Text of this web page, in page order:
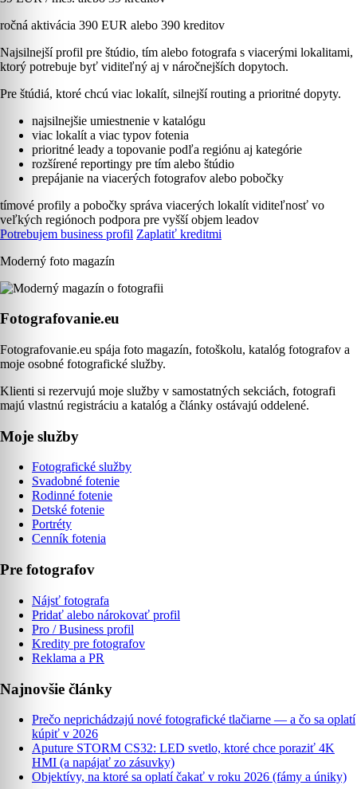
ročná aktivácia 390 EUR alebo 390 kreditov
Najsilnejší profil pre štúdio, tím alebo fotografa s viacerými lokalitami,
ktorý potrebuje byť viditeľný aj v náročnejších dopytoch.
Pre štúdiá, ktoré chcú viac lokalít, silnejší routing a prioritné dopyty.
najsilnejšie umiestnenie v katalógu
viac lokalít a viac typov fotenia
prioritné leady a topovanie podľa regiónu aj kategórie
rozšírené reportingy pre tím alebo štúdio
prepájanie na viacerých fotografov alebo pobočky
tímové profily a pobočky správa viacerých lokalít viditeľnosť vo
veľkých regiónoch podpora pre vyšší objem leadov
Potrebujem business profil Zaplatiť kreditmi
Moderný foto magazín
Fotografovanie.eu
Fotografovanie.eu spája foto magazín, fotoškolu, katalóg fotografov a
moje osobné fotografické služby.
Klienti si rezervujú moje služby v samostatných sekciách, fotografi
majú vlastnú registráciu a katalóg a články ostávajú oddelené.
Moje služby
Fotografické služby
Svadobné fotenie
Rodinné fotenie
Detské fotenie
Portréty
Cenník fotenia
Pre fotografov
Nájsť fotografa
Pridať alebo nárokovať profil
Pro / Business profil
Kredity pre fotografov
Reklama a PR
Najnovšie články
Prečo neprichádzajú nové fotografické tlačiarne — a čo sa oplatí
kúpiť v 2026
Aputure STORM CS32: LED svetlo, ktoré chce poraziť 4K
HMI (a napájať zo zásuvky)
Objektívy, na ktoré sa oplatí čakať v roku 2026 (fámy a úniky)